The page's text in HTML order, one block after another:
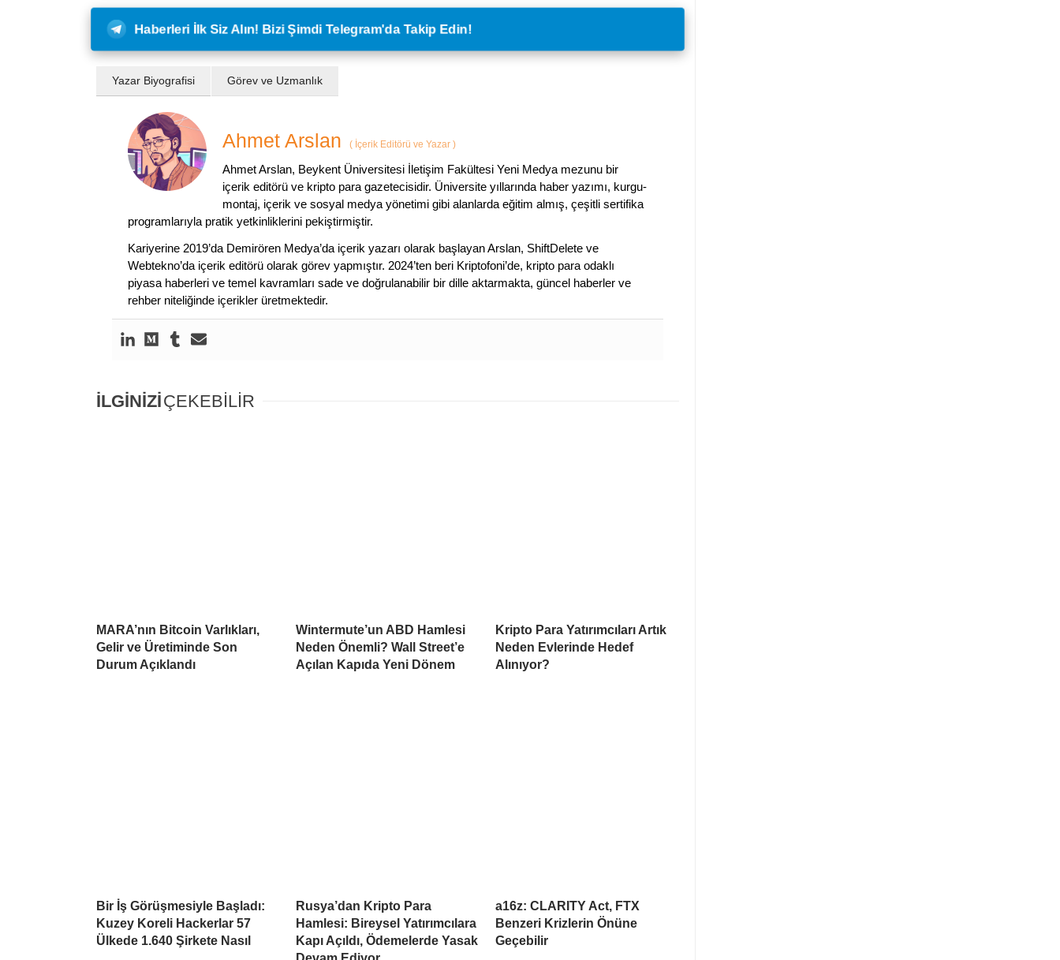
Haberleri İlk Siz Alın! Bizi Şimdi Telegram'da Takip Edin!
Yazar Biyografisi Görev ve Uzmanlık
Ahmet Arslan ( İçerik Editörü ve Yazar )
Ahmet Arslan, Beykent Üniversitesi İletişim Fakültesi Yeni Medya mezunu bir
içerik editörü ve kripto para gazetecisidir. Üniversite yıllarında haber yazımı, kurgu-
montaj, içerik ve sosyal medya yönetimi gibi alanlarda eğitim almış, çeşitli sertifika
programlarıyla pratik yetkinliklerini pekiştirmiştir.
Kariyerine 2019’da Demirören Medya’da içerik yazarı olarak başlayan Arslan, ShiftDelete ve
Webtekno’da içerik editörü olarak görev yapmıştır. 2024’ten beri Kriptofoni’de, kripto para odaklı
piyasa haberleri ve temel kavramları sade ve doğrulanabilir bir dille aktarmakta, güncel haberler ve
rehber niteliğinde içerikler üretmektedir.
İLGİNİZİÇEKEBİLİR
MARA’nın Bitcoin Varlıkları,
Gelir ve Üretiminde Son
Durum Açıklandı
Wintermute’un ABD Hamlesi
Neden Önemli? Wall Street’e
Açılan Kapıda Yeni Dönem
Kripto Para Yatırımcıları Artık
Neden Evlerinde Hedef
Alınıyor?
Bir İş Görüşmesiyle Başladı:
Kuzey Koreli Hackerlar 57
Ülkede 1.640 Şirkete Nasıl
Rusya’dan Kripto Para
Hamlesi: Bireysel Yatırımcılara
Kapı Açıldı, Ödemelerde Yasak
a16z: CLARITY Act, FTX
Benzeri Krizlerin Önüne
Geçebilir